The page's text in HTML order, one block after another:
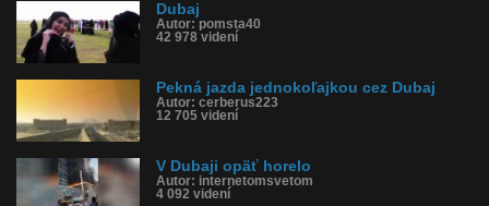
Dubaj
Autor: pomsta40
42 978 videní
Pekná jazda jednokoľajkou cez Dubaj
Autor: cerberus223
12 705 videní
V Dubaji opäť horelo
Autor: internetomsvetom
4 092 videní